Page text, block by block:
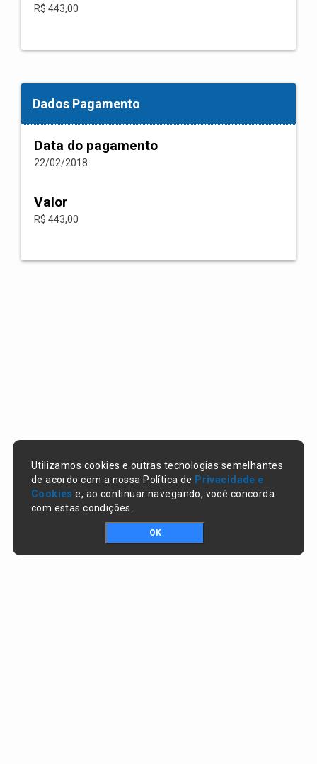
R$ 443,00
Dados Pagamento
Data do pagamento
22/02/2018
Valor
R$ 443,00
Utilizamos cookies e outras tecnologias semelhantes
de acordo com a nossa Política de Privacidade e
Cookies e, ao continuar navegando, você concorda
com estas condições.
OK